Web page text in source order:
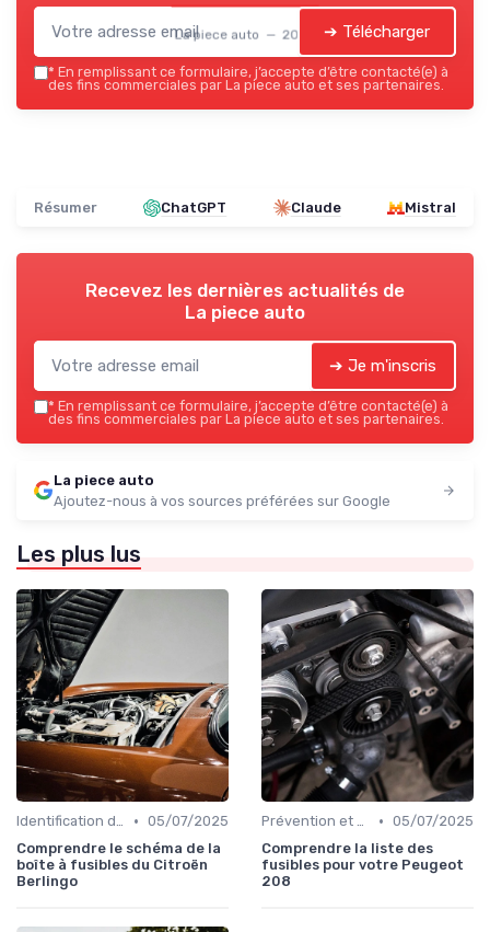
La piece auto — 2026 ➔ Télécharger
* En remplissant ce formulaire, j’accepte d’être contacté(e) à
des fins commerciales par La piece auto et ses partenaires.
Résumer ChatGPT Claude Mistral
Recevez les dernières actualités de
La piece auto
➔ Je m'inscris
* En remplissant ce formulaire, j’accepte d’être contacté(e) à
des fins commerciales par La piece auto et ses partenaires.
La piece auto
Ajoutez-nous à vos sources préférées sur Google
Les plus lus
Identification de la Pièce Nécessaire • 05/07/2025
Comprendre le schéma de la
boîte à fusibles du Citroën
Berlingo
Prévention et Diagnostic des Pannes • 05/07/2025
Comprendre la liste des
fusibles pour votre Peugeot
208